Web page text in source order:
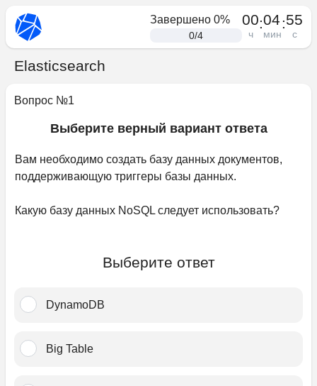
Завершено 0%
0/4
00
ч
:04
мин
:55
с
Elasticsearch
Вопрос №1
Выберите верный вариант ответа
Вам необходимо создать базу данных документов,
поддерживающую триггеры базы данных.﻿
Какую базу данных NoSQL следует использовать?
Выберите ответ
DynamoDB﻿
Big Table﻿